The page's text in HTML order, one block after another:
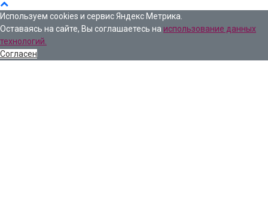
Используем cookies и сервис Яндекс Метрика.
Оставаясь на сайте, Вы соглашаетесь на использование данных
технологий.
Согласен